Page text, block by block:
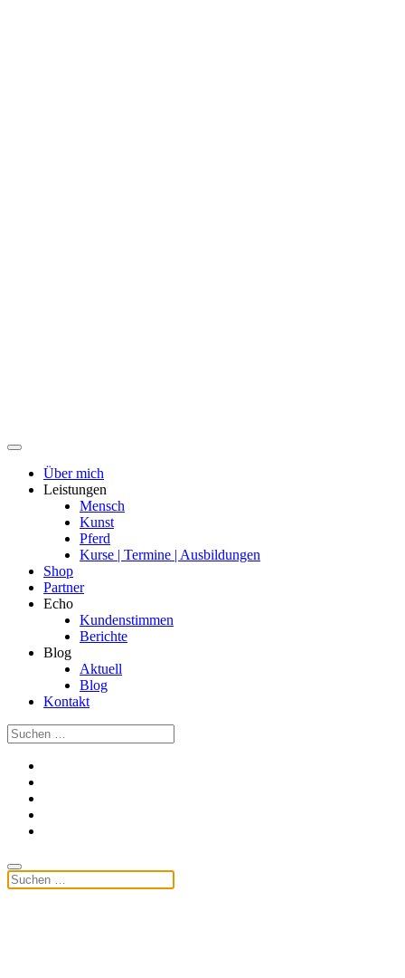
Über mich
Leistungen
Mensch
Kunst
Pferd
Kurse | Termine | Ausbildungen
Shop
Partner
Echo
Kundenstimmen
Berichte
Blog
Aktuell
Blog
Kontakt